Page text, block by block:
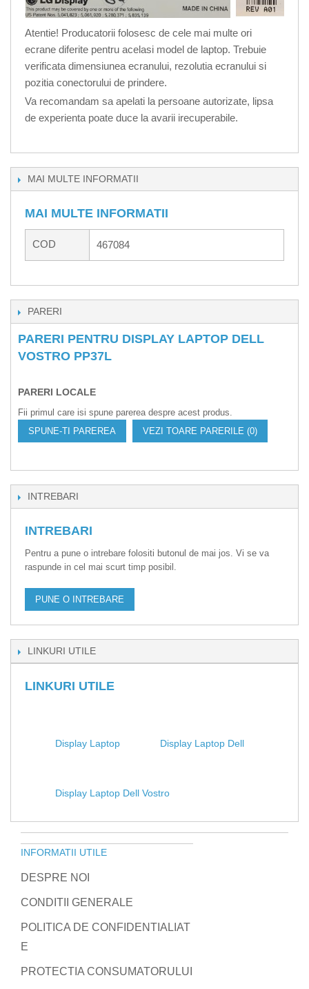
Atentie! Producatorii folosesc de cele mai multe ori
ecrane diferite pentru acelasi model de laptop. Trebuie
verificata dimensiunea ecranului, rezolutia ecranului si
pozitia conectorului de prindere.
Va recomandam sa apelati la persoane autorizate, lipsa
de experienta poate duce la avarii irecuperabile.
MAI MULTE INFORMATII
MAI MULTE INFORMATII
COD 467084
PARERI
PARERI PENTRU DISPLAY LAPTOP DELL
VOSTRO PP37L
PARERI LOCALE
Fii primul care isi spune parerea despre acest produs.
SPUNE-TI PAREREA
VEZI TOARE PARERILE (0)
INTREBARI
INTREBARI
Pentru a pune o intrebare folositi butonul de mai jos. Vi se va
raspunde in cel mai scurt timp posibil.
PUNE O INTREBARE
LINKURI UTILE
LINKURI UTILE
Display Laptop Display Laptop Dell
Display Laptop Dell Vostro
INFORMATII UTILE
DESPRE NOI
CONDITII GENERALE
POLITICA DE CONFIDENTIALIAT
E
PROTECTIA CONSUMATORULUI